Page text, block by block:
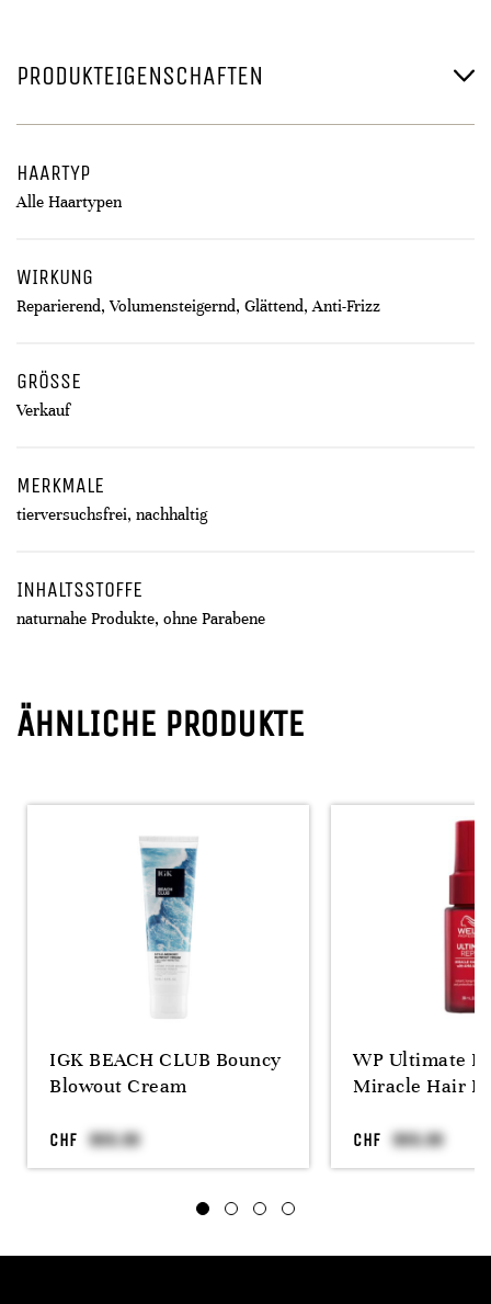
PRODUKTEIGENSCHAFTEN
HAARTYP
Alle Haartypen
WIRKUNG
Reparierend, Volumensteigernd, Glättend, Anti-Frizz
GRÖSSE
Verkauf
MERKMALE
tierversuchsfrei, nachhaltig
INHALTSSTOFFE
naturnahe Produkte, ohne Parabene
ÄHNLICHE PRODUKTE
IGK BEACH CLUB Bouncy
Blowout Cream
CHF
WP Ultimate
Miracle Hair
CHF